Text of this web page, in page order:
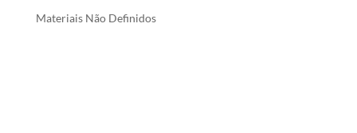
Materiais Não Definidos